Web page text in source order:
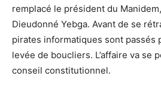
remplacé le président du
Dieudonné Yebga. Avant de se
pirates informatiques sont passés
levée de boucliers. L’affaire va se
conseil constitutionnel.